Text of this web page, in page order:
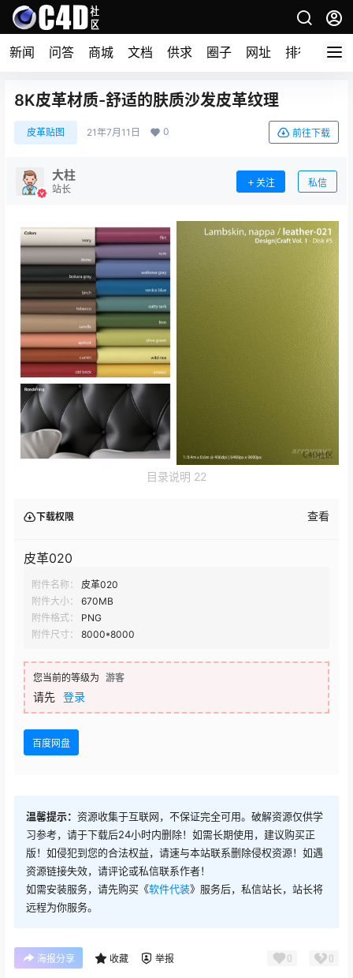
新闻 问答 商城 文档 供求 圈子 网址 排行榜
8K皮革材质-舒适的肤质沙发皮革纹理
皮革贴图 21年7月11日 0 前往下载
大柱
站长
关注 私信
目录说明 22
下载权限 查看
皮革020
附件名称：
皮革020
附件大小：
670MB
附件格式：
PNG
附件尺寸：
8000*8000
您当前的等级为 游客
请先 登录
百度网盘
温馨提示： 资源收集于互联网，不保证完全可用。破解资源仅供学
习参考，请于下载后24小时内删除！如需长期使用，建议购买正
版！如侵犯到您的合法权益，请速与本站联系删除侵权资源！如遇
资源链接失效，请评论或私信联系作者！
如需安装服务，请先购买《软件代装》服务后，私信站长，站长将
远程为你服务。
海报分享 收藏 举报 0 0